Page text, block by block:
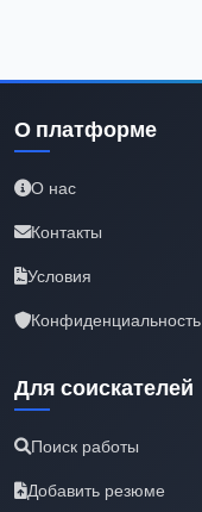
О платформе
О нас
Контакты
Условия
Конфиденциальность
Для соискателей
Поиск работы
Добавить резюме